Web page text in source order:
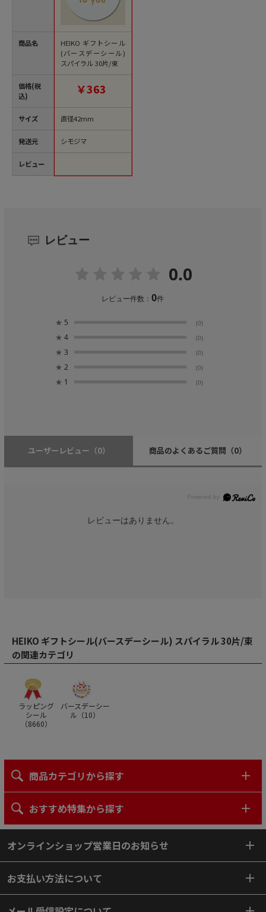
商品名
価格(税
込)
サイズ
発送元
レビュー
HEIKO ギフトシール
(バースデーシール)
スパイラル 30片/束
￥363
直径42mm
シモジマ
レビュー
0.0
レビュー件数：0件
★ 5 (0)
★ 4 (0)
★ 3 (0)
★ 2 (0)
★ 1 (0)
ユーザーレビュー （0） 商品のよくあるご質問 （0）
レビューはありません。
HEIKO ギフトシール(バースデーシール) スパイラル 30片/束
の関連カテゴリ
ラッピング
シール
（8660）
バースデーシー
ル（10）
商品カテゴリから探す
おすすめ特集から探す
オンラインショップ営業日のお知らせ
お支払い方法について